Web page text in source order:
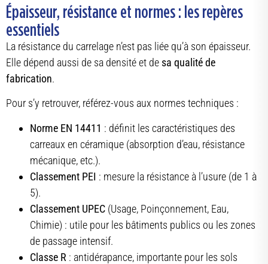
Épaisseur, résistance et normes : les repères
essentiels
La résistance du carrelage n’est pas liée qu’à son épaisseur.
Elle dépend aussi de sa densité et de sa qualité de
fabrication.
Pour s’y retrouver, référez-vous aux normes techniques :
Norme EN 14411 : définit les caractéristiques des
carreaux en céramique (absorption d’eau, résistance
mécanique, etc.).
Classement PEI : mesure la résistance à l’usure (de 1 à
5).
Classement UPEC (Usage, Poinçonnement, Eau,
Chimie) : utile pour les bâtiments publics ou les zones
de passage intensif.
Classe R : antidérapance, importante pour les sols